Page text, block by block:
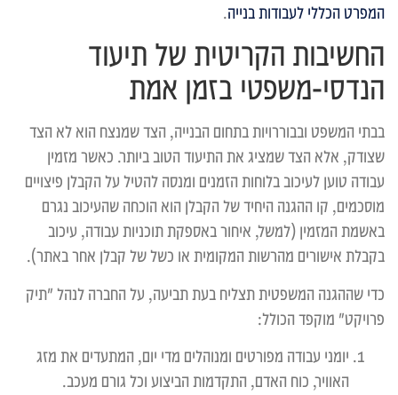
המפרט הכללי לעבודות בנייה.
החשיבות הקריטית של תיעוד
הנדסי-משפטי בזמן אמת
בבתי המשפט ובבוררויות בתחום הבנייה, הצד שמנצח הוא לא הצד
שצודק, אלא הצד שמציג את התיעוד הטוב ביותר. כאשר מזמין
עבודה טוען לעיכוב בלוחות הזמנים ומנסה להטיל על הקבלן פיצויים
מוסכמים, קו ההגנה היחיד של הקבלן הוא הוכחה שהעיכוב נגרם
באשמת המזמין (למשל, איחור באספקת תוכניות עבודה, עיכוב
בקבלת אישורים מהרשות המקומית או כשל של קבלן אחר באתר).
כדי שההגנה המשפטית תצליח בעת תביעה, על החברה לנהל "תיק
פרויקט" מוקפד הכולל:
יומני עבודה מפורטים ומנוהלים מדי יום, המתעדים את מזג
האוויר, כוח האדם, התקדמות הביצוע וכל גורם מעכב.